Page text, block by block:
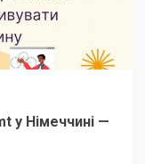
у Німеччині —